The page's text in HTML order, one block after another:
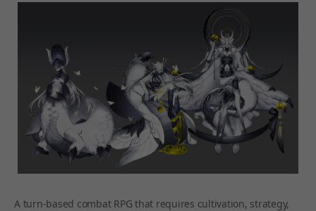
A turn-based combat RPG that requires cultivation, strategy,